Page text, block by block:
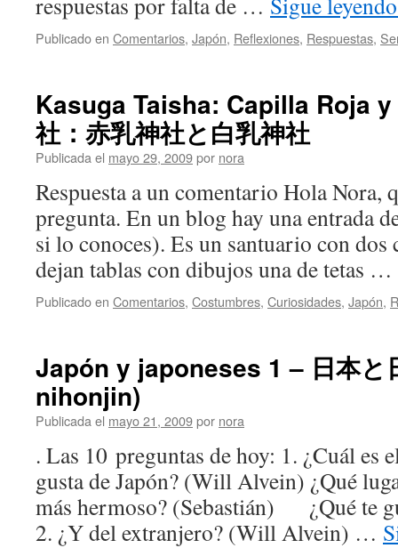
Publicado en Comentarios, Japón, Reflexiones, Respuestas,
Kasuga Taisha: Capilla Roja
社：赤乳神社と白乳神社
Publicada el mayo 29, 2009por nora
Respuesta a un comentario Hola Nora,
pregunta. En un blog hay una entrada
si lo conoces). Es un santuario con dos
dejan tablas con dibujos una de tetas …
Publicado en Comentarios, Costumbres, Curiosidades, Japón,
Japón y japoneses 1 – 日本と
nihonjin)
Publicada el mayo 21, 2009por nora
. Las 10 preguntas de hoy: 1. ¿Cuál es
gusta de Japón? (Will Alvein) ¿Qué
más hermoso? (Sebastián) ¿Qué te
2. ¿Y del extranjero? (Will Alvein) …